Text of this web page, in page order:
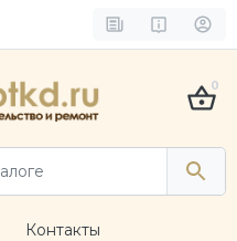
0
Контакты